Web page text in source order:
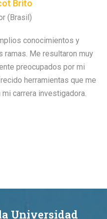
Brito
(Brasil)
conocimientos y
Me resultaron muy
preocupados por mi
herramientas que me
carrera investigadora.
Universidad